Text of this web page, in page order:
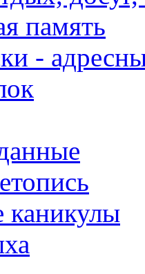
память
-
каникулы